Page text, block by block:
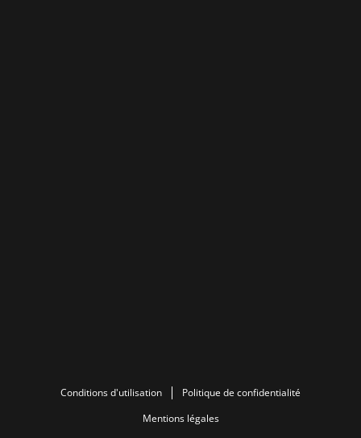
Conditions d'utilisation
Politique de confidentialité
Mentions légales